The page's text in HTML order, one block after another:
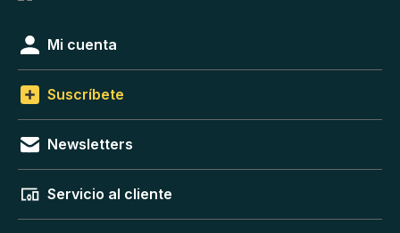
Mi cuenta
Suscríbete
Newsletters
Servicio al cliente